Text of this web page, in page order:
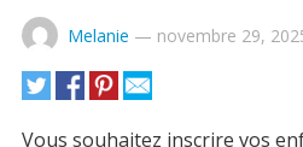
Melanie — novembre 29,
Vous souhaitez inscrire vos